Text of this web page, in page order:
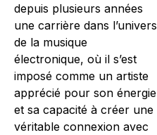
depuis plusieurs années
une carrière dans l’univers
de la musique
électronique, où il s’est
imposé comme un artiste
apprécié pour son énergie
et sa capacité à créer une
véritable connexion avec